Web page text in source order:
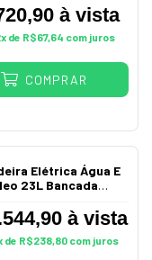
à vista
x de R$67,64 com juros
COMPRAR
Elétrica Água E
23L Bancada
Venâncioà vista
de R$238,80com juros